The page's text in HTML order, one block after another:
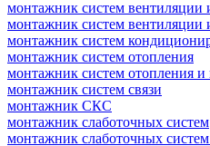
монтажник систем вентиляции
монтажник систем вентиляции
монтажник систем
монтажник систем отопления
монтажник систем отопления и
монтажник систем связи
монтажник СКС
монтажник слаботочных систем
монтажник слаботочных